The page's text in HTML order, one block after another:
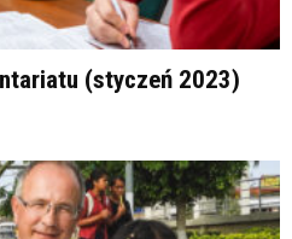
(styczeń 2023)